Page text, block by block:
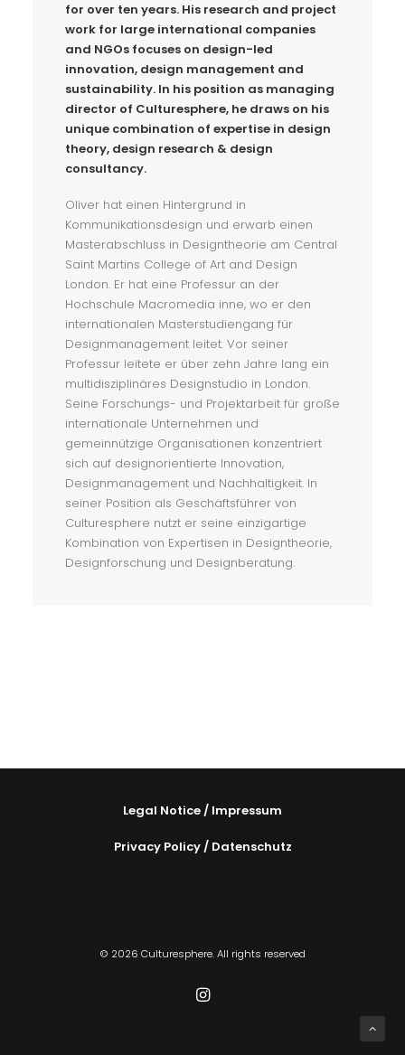
for over ten years. His research and project
work for large international companies
and NGOs focuses on design-led
innovation, design management and
sustainability. In his position as managing
director of Culturesphere, he draws on his
unique combination of expertise in design
theory, design research & design
consultancy.
Oliver hat einen Hintergrund in
Kommunikationsdesign und erwarb einen
Masterabschluss in Designtheorie am Central
Saint Martins College of Art and Design
London. Er hat eine Professur an der
Hochschule Macromedia inne, wo er den
internationalen Masterstudiengang für
Designmanagement leitet. Vor seiner
Professur leitete er über zehn Jahre lang ein
multidisziplinäres Designstudio in London.
Seine Forschungs- und Projektarbeit für große
internationale Unternehmen und
gemeinnützige Organisationen konzentriert
sich auf designorientierte Innovation,
Designmanagement und Nachhaltigkeit. In
seiner Position als Geschäftsführer von
Culturesphere nutzt er seine einzigartige
Kombination von Expertisen in Designtheorie,
Designforschung und Designberatung.
Legal Notice / Impressum
Privacy Policy / Datenschutz
© 2026 Culturesphere. All rights reserved